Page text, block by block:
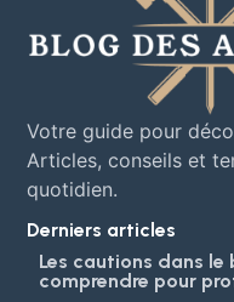
Votre guide pour
Articles, conseils et
quotidien.
Derniers articles
Les cautions dans le
comprendre pour